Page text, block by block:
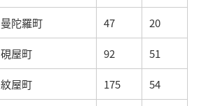
曼陀羅町 47 20
硯屋町 92 51
紋屋町 175 54